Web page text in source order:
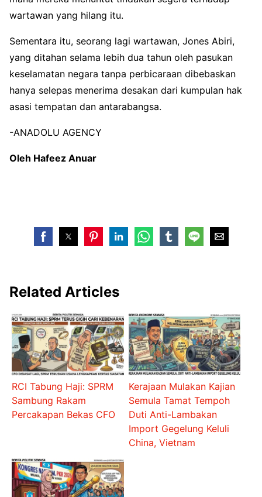
wartawan yang hilang itu.
Sementara itu, seorang lagi wartawan, Jones Abiri,
yang ditahan selama lebih dua tahun oleh pasukan
keselamatan negara tanpa perbicaraan dibebaskan
hanya selepas menerima desakan dari kumpulan hak
asasi tempatan dan antarabangsa.
-ANADOLU AGENCY
Oleh Hafeez Anuar
Related Articles
RCI Tabung Haji: SPRM
Sambung Rakam
Percakapan Bekas CFO
Kerajaan Mulakan Kajian
Semula Tamat Tempoh
Duti Anti-Lambakan
Import Gegelung Keluli
China, Vietnam